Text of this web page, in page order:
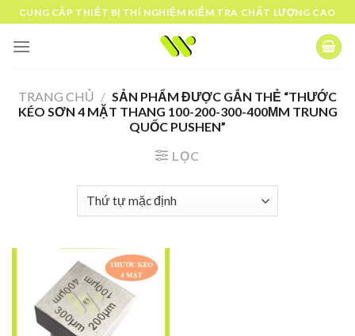
Skip
to
content
CUNG CẤP THIẾT BỊ THÍ NGHIỆM KIỂM TRA CHẤT LƯỢNG CAO
TRANG CHỦ / SẢN PHẨM ĐƯỢC GẮN THẺ “THƯỚC
KÉO SƠN 4 MẶT THANG 100-200-300-400ΜM TRUNG
QUỐC PUSHEN”
LỌC